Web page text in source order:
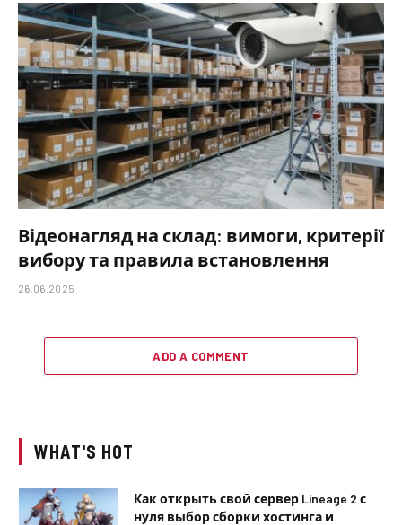
Відеонагляд на склад: вимоги, критерії
вибору та правила встановлення
26.06.2025
ADD A COMMENT
WHAT'S HOT
Как открыть свой сервер Lineage 2 с
нуля выбор сборки хостинга и